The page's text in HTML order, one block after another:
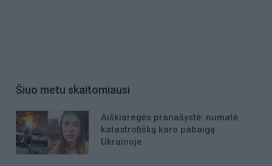
Šiuo metu skaitomiausi
Aiškiaregės pranašystė: numatė
katastrofišką karo pabaigą
Ukrainoje